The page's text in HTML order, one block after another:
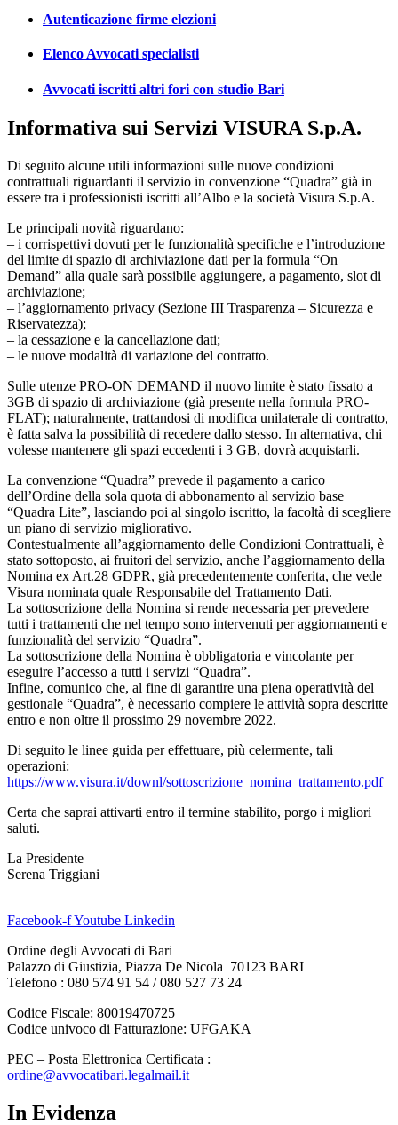
Autenticazione firme elezioni
Elenco Avvocati specialisti
Avvocati iscritti altri fori con studio Bari
Informativa sui Servizi VISURA S.p.A.
Di seguito alcune utili informazioni sulle nuove condizioni
contrattuali riguardanti il servizio in convenzione “Quadra” già in
essere tra i professionisti iscritti all’Albo e la società Visura S.p.A.
Le principali novità riguardano:
– i corrispettivi dovuti per le funzionalità specifiche e l’introduzione
del limite di spazio di archiviazione dati per la formula “On
Demand” alla quale sarà possibile aggiungere, a pagamento, slot di
archiviazione;
– l’aggiornamento privacy (Sezione III Trasparenza – Sicurezza e
Riservatezza);
– la cessazione e la cancellazione dati;
– le nuove modalità di variazione del contratto.
Sulle utenze PRO-ON DEMAND il nuovo limite è stato fissato a
3GB di spazio di archiviazione (già presente nella formula PRO-
FLAT); naturalmente, trattandosi di modifica unilaterale di contratto,
è fatta salva la possibilità di recedere dallo stesso. In alternativa, chi
volesse mantenere gli spazi eccedenti i 3 GB, dovrà acquistarli.
La convenzione “Quadra” prevede il pagamento a carico
dell’Ordine della sola quota di abbonamento al servizio base
“Quadra Lite”, lasciando poi al singolo iscritto, la facoltà di scegliere
un piano di servizio migliorativo.
Contestualmente all’aggiornamento delle Condizioni Contrattuali, è
stato sottoposto, ai fruitori del servizio, anche l’aggiornamento della
Nomina ex Art.28 GDPR, già precedentemente conferita, che vede
Visura nominata quale Responsabile del Trattamento Dati.
La sottoscrizione della Nomina si rende necessaria per prevedere
tutti i trattamenti che nel tempo sono intervenuti per aggiornamenti e
funzionalità del servizio “Quadra”.
La sottoscrizione della Nomina è obbligatoria e vincolante per
eseguire l’accesso a tutti i servizi “Quadra”.
Infine, comunico che, al fine di garantire una piena operatività del
gestionale “Quadra”, è necessario compiere le attività sopra descritte
entro e non oltre il prossimo 29 novembre 2022.
Di seguito le linee guida per effettuare, più celermente, tali
operazioni:
https://www.visura.it/downl/sottoscrizione_nomina_trattamento.pdf
Certa che saprai attivarti entro il termine stabilito, porgo i migliori
saluti.
La Presidente
Serena Triggiani
Facebook-fYoutube Linkedin
Ordine degli Avvocati di Bari
Palazzo di Giustizia, Piazza De Nicola 70123 BARI
Telefono : 080 574 91 54 / 080 527 73 24
Codice Fiscale: 80019470725
Codice univoco di Fatturazione: UFGAKA
PEC – Posta Elettronica Certificata :
ordine@avvocatibari.legalmail.it
In Evidenza